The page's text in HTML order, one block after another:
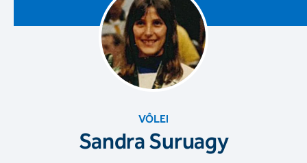
VÔLEI
Sandra Suruagy